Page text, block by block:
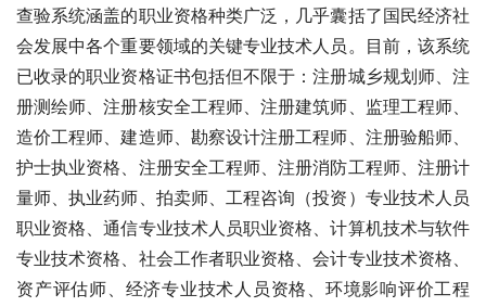
查验系统涵盖的职业资格种类广泛，几乎囊括了国民经济社
会发展中各个重要领域的关键专业技术人员。目前，该系统
已收录的职业资格证书包括但不限于：注册城乡规划师、注
册测绘师、注册核安全工程师、注册建筑师、监理工程师、
造价工程师、建造师、勘察设计注册工程师、注册验船师、
护士执业资格、注册安全工程师、注册消防工程师、注册计
量师、执业药师、拍卖师、工程咨询（投资）专业技术人员
职业资格、通信专业技术人员职业资格、计算机技术与软件
专业技术资格、社会工作者职业资格、会计专业技术资格、
资产评估师、经济专业技术人员资格、环境影响评价工程